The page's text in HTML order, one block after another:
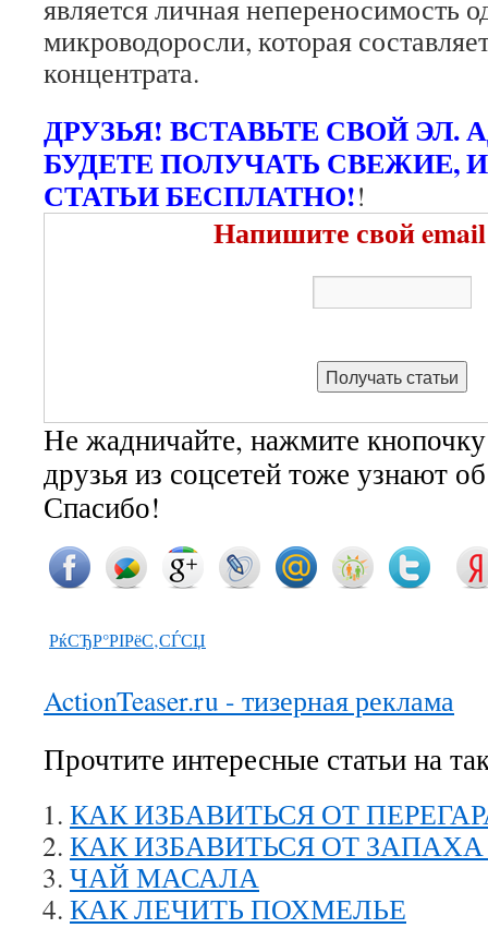
является личная непереносимость
микроводоросли, которая
концентрата.
ДРУЗЬЯ! ВСТАВЬТЕ СВОЙ ЭЛ.
БУДЕТЕ ПОЛУЧАТЬ СВЕЖИЕ,
СТАТЬИ БЕСПЛАТНО!!
Напишите свой
Не жадничайте, нажмите
друзья из соцсетей тоже узнают
Спасибо!
РќСЂР°РІРёС‚СЃСЏ
ActionTeaser.ru - тизерная реклама
Прочтите интересные статьи на
КАК ИЗБАВИТЬСЯ ОТ
КАК ИЗБАВИТЬСЯ ОТ
ЧАЙ МАСАЛА
КАК ЛЕЧИТЬ ПОХМЕЛЬЕ